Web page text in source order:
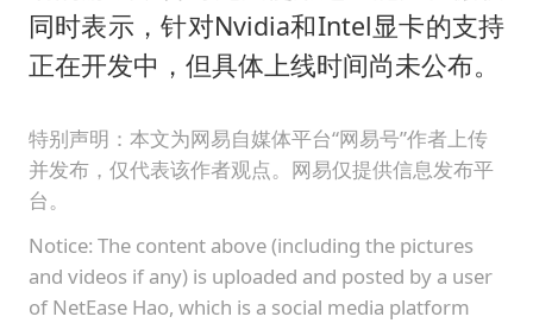
同时表示，针对Nvidia和Intel显卡的支持
正在开发中，但具体上线时间尚未公布。
特别声明：本文为网易自媒体平台“网易号”作者上传
并发布，仅代表该作者观点。网易仅提供信息发布平
台。
Notice: The content above (including the pictures
and videos if any) is uploaded and posted by a user
of NetEase Hao, which is a social media platform